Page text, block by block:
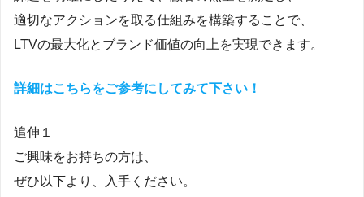
適切なアクションを取る仕組みを構築することで、
LTVの最大化とブランド価値の向上を実現できます。
詳細はこちらをご参考にしてみて下さい！
追伸１
ご興味をお持ちの方は、
ぜひ以下より、入手ください。